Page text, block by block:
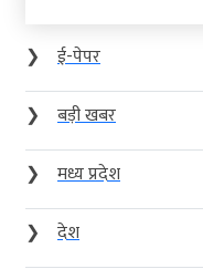
❯
ई-पेपर
❯
बड़ी खबर
❯
मध्य प्रदेश
❯
देश